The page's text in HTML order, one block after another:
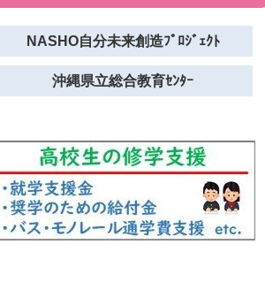
NASHO自分未来創造ﾌﾟﾛｼﾞｪｸﾄ
沖縄県立総合教育ｾﾝﾀｰ